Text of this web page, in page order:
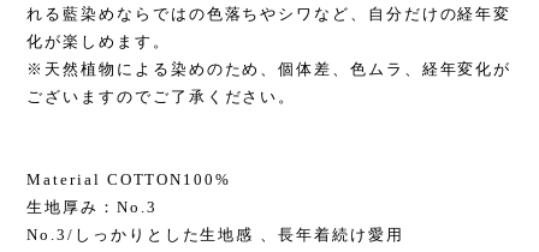
れる藍染めならではの色落ちやシワなど、自分だけの経年変
化が楽しめます。
※天然植物による染めのため、個体差、色ムラ、経年変化が
ございますのでご了承ください。
Material COTTON100%
生地厚み：No.3
No.3/しっかりとした生地感 、長年着続け愛用